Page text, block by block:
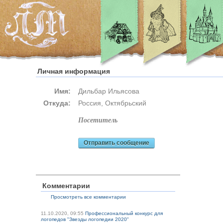
Личная информация
Имя:
Дильбар Ильясова
Откуда:
Россия, Октябрьский
посетитель
Отправить сообщение
Комментарии
Просмотреть все комментарии
11.10.2020, 09:55 Профессиональный конкурс для
логопедов "Звезды логопедии 2020"